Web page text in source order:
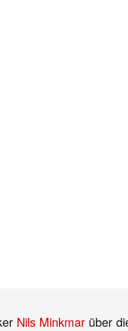
Nils Minkmar über